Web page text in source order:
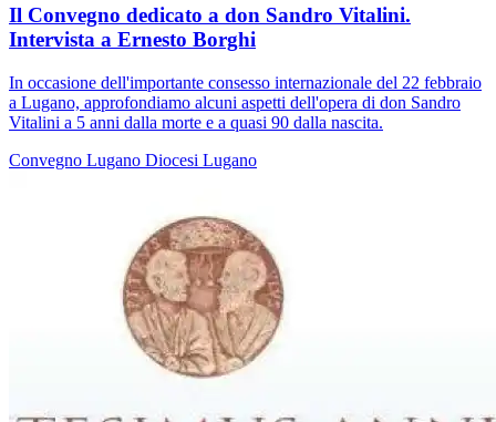
Il Convegno dedicato a don Sandro Vitalini.
Intervista a Ernesto Borghi
In occasione dell'importante consesso internazionale del 22 febbraio
a Lugano, approfondiamo alcuni aspetti dell'opera di don Sandro
Vitalini a 5 anni dalla morte e a quasi 90 dalla nascita.
Convegno Lugano Diocesi Lugano